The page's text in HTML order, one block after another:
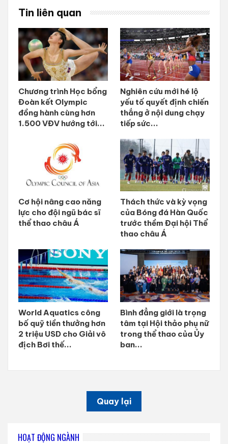
Tin liên quan
Chương trình Học bổng
Đoàn kết Olympic
đồng hành cùng hơn
1.500 VĐV hướng tới...
Nghiên cứu mới hé lộ
yếu tố quyết định chiến
thắng ở nội dung chạy
tiếp sức...
Cơ hội nâng cao năng
lực cho đội ngũ bác sĩ
thể thao châu Á
Thách thức và kỳ vọng
của Bóng đá Hàn Quốc
trước thềm Đại hội Thể
thao châu Á
World Aquatics công
bố quỹ tiền thưởng hơn
2 triệu USD cho Giải vô
địch Bơi thế...
Bình đẳng giới là trọng
tâm tại Hội thảo phụ nữ
trong thể thao của Ủy
ban...
Quay lại
HOẠT ĐỘNG NGÀNH